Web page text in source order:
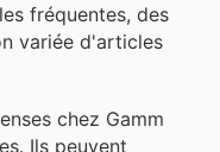
fréquentes, des
variée d'articles
chez Gamm
Ils peuvent